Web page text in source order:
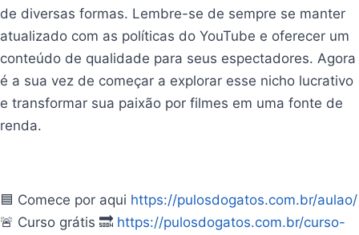
de diversas formas. Lembre-se de sempre se manter
atualizado com as políticas do YouTube e oferecer um
conteúdo de qualidade para seus espectadores. Agora
é a sua vez de começar a explorar esse nicho lucrativo
e transformar sua paixão por filmes em uma fonte de
renda.
🟦 Comece por aqui https://pulosdogatos.com.br/aulao/
🚨 Curso grátis 🔜 https://pulosdogatos.com.br/curso-